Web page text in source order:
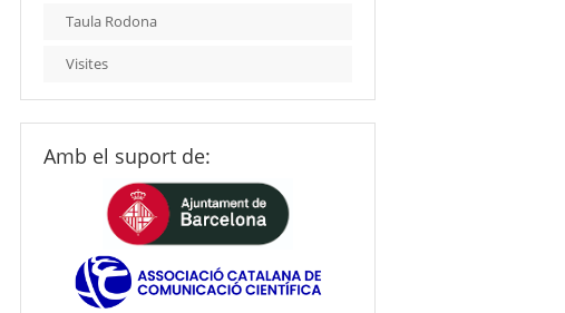
Taula Rodona
Visites
Amb el suport de: